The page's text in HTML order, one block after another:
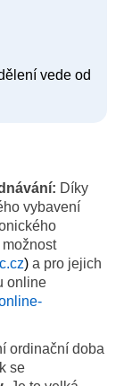
vede od
Díky
vybavení
možnost
) a pro jejich
online
ordinační doba
se